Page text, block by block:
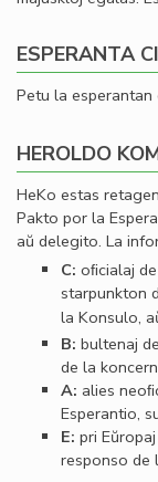
ESPERANTA
Petu la
HEROLDO
HeKo estas
Pakto por la
aŭ delegito. La
C: oﬁcialaj
starpunkton
la Konsulo,
B: bultenaj
de la
A: alies
Esperantio,
E: pri
responso de